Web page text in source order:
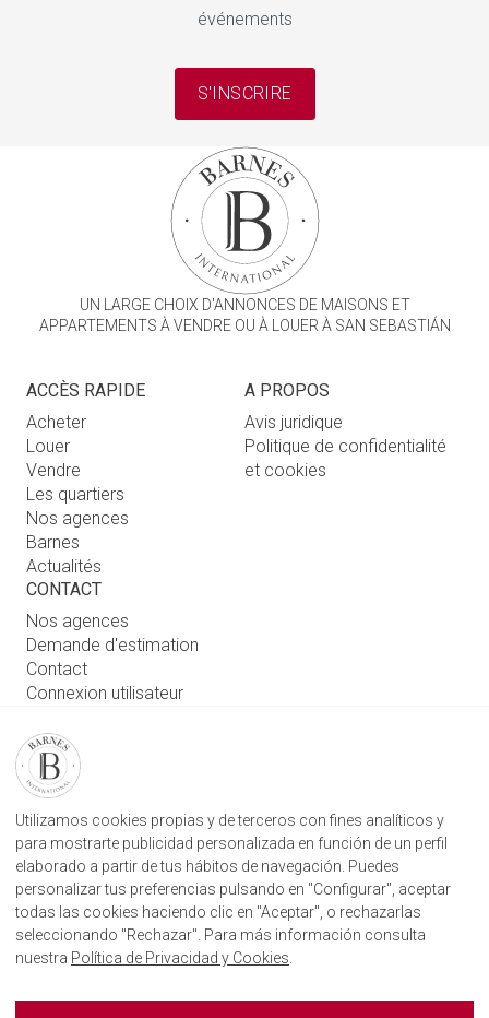
événements
S'INSCRIRE
UN LARGE CHOIX D'ANNONCES DE MAISONS ET
APPARTEMENTS À VENDRE OU À LOUER À SAN SEBASTIÁN
ACCÈS RAPIDE
Acheter
Louer
Vendre
Les quartiers
Nos agences
Barnes
Actualités
A PROPOS
Avis juridique
Politique de confidentialité
et cookies
CONTACT
Nos agences
Demande d'estimation
Contact
Connexion utilisateur
Camino Kalea, 1
20004 Donostia, Gipuzkoa
+34 943 887 182
BARNES SAINT SÉBASTIEN SUR LES RÈSEAUX
Utilizamos cookies propias y de terceros con fines analíticos y
para mostrarte publicidad personalizada en función de un perfil
elaborado a partir de tus hábitos de navegación. Puedes
personalizar tus preferencias pulsando en "Configurar", aceptar
todas las cookies haciendo clic en "Aceptar", o rechazarlas
seleccionando "Rechazar". Para más información consulta
nuestra Política de Privacidad y Cookies